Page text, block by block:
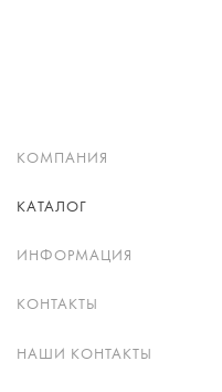
КОМПАНИЯ
КАТАЛОГ
ИНФОРМАЦИЯ
КОНТАКТЫ
НАШИ КОНТАКТЫ